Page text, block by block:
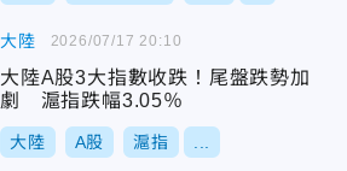
大陸
大陸A股3大指數收跌！尾盤跌勢加
劇 滬指跌幅3.05％
大陸 A股 滬指
2026/07/17 20:10